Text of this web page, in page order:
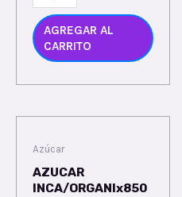
AGREGAR AL
CARRITO
Azúcar
AZUCAR
INCA/ORGANIx850